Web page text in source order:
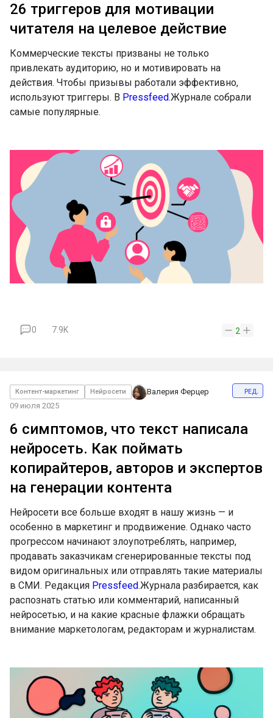
26 триггеров для мотивации
читателя на целевое действие
Коммерческие тексты призваны не только
привлекать аудиторию, но и мотивировать на
действия. Чтобы призывы работали эффективно,
используют триггеры. В Pressfeed.Журнале собрали
самые популярные.
0 7.9K 2
Контент-маркетинг Нейросети
Валерия Ферцер
09 июля 2025
ред.
6 симптомов, что текст написала
нейросеть. Как поймать
копирайтеров, авторов и экспертов
на генерации контента
Нейросети все больше входят в нашу жизнь — и
особенно в маркетинг и продвижение. Однако часто
прогрессом начинают злоупотреблять, например,
продавать заказчикам сгенерированные тексты под
видом оригинальных или отправлять такие материалы
в СМИ. Редакция Pressfeed.Журнала разбирается, как
распознать статью или комментарий, написанный
нейросетью, и на какие красные флажки обращать
внимание маркетологам, редакторам и журналистам.